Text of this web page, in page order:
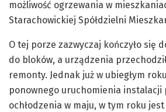
możliwość ogrzewania w
Starachowickiej Spółdzielni
O tej porze zazwyczaj kończyło się
do bloków, a urządzenia
remonty. Jednak już w ubiegłym
ponownego uruchomienia instalacji
ochłodzenia w maju, w tym roku